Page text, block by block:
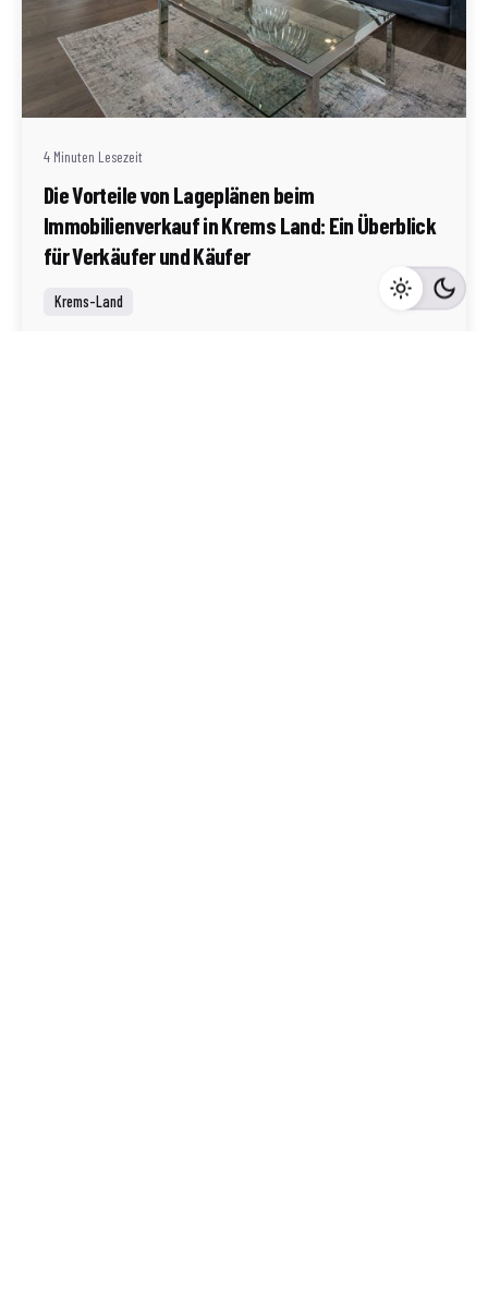
Geschrieben von
Redaktion Immofragen Bezirk: Krems an der Donau
(AT)
4 Minuten Lesezeit
Die Vorteile von Lageplänen beim
Immobilienverkauf in Krems Land: Ein Überblick
für Verkäufer und Käufer
Krems-Land